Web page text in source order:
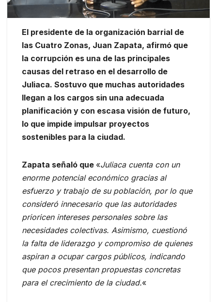
El presidente de la organización barrial de
las Cuatro Zonas, Juan Zapata, afirmó que
la corrupción es una de las principales
causas del retraso en el desarrollo de
Juliaca. Sostuvo que muchas autoridades
llegan a los cargos sin una adecuada
planificación y con escasa visión de futuro,
lo que impide impulsar proyectos
sostenibles para la ciudad.
Zapata señaló que «Juliaca cuenta con un
enorme potencial económico gracias al
esfuerzo y trabajo de su población, por lo que
consideró innecesario que las autoridades
prioricen intereses personales sobre las
necesidades colectivas. Asimismo, cuestionó
la falta de liderazgo y compromiso de quienes
aspiran a ocupar cargos públicos, indicando
que pocos presentan propuestas concretas
para el crecimiento de la ciudad.«